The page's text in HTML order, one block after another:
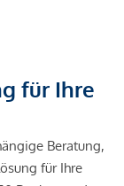
für Ihre
Beratung,
für Ihre